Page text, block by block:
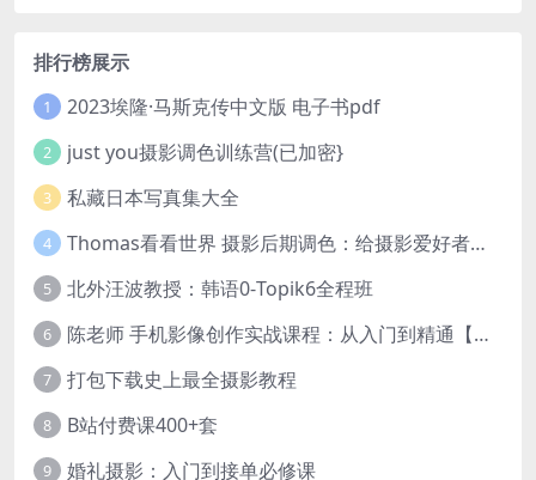
排行榜展示
1 2023埃隆·马斯克传中文版 电子书pdf
2 just you摄影调色训练营(已加密}
3 私藏日本写真集大全
4 Thomas看看世界 摄影后期调色：给摄影爱好者的色彩课 网盘下载
5 北外汪波教授：韩语0-Topik6全程班
6 陈老师 手机影像创作实战课程：从入门到精通【完结】
7 打包下载史上最全摄影教程
8 B站付费课400+套
9 婚礼摄影：入门到接单必修课